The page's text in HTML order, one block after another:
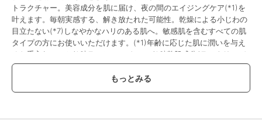
トラクチャー。美容成分を肌に届け、夜の間のエイジングケア(*1)を
叶えます。毎朝実感する、解き放たれた可能性。乾燥による小じわの
目立たない(*7)しなやかなハリのある肌へ。敏感肌を含むすべての肌
タイプの方にお使いいただけます。(*1)年齢に応じた肌に潤いを与え
るお手入れのこと(*2)ラ･メールにおいて(*3)整肌成分(ラミナリアデ
ィギタータエキス、トリ(カプリル酸／カプリン酸)グリセリル、水添
野菜油、クリスマムマリチマムエキス、水)(*4)乾燥など(*5)ジャイア
ント シーケルプ(海藻)などからなる独自の保湿成分(*6)角層まで(*7)